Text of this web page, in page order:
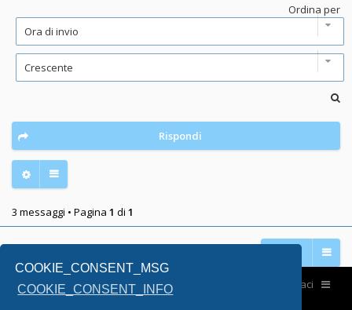
COOKIE_CONSENT_MSG
COOKIE_CONSENT_INFO
Ordina per
Rispondi
3 messaggi • Pagina 1 di 1
Home Contattaci